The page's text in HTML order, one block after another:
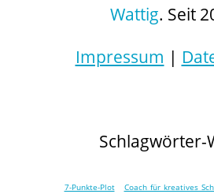
Wattig. Seit
Impressum |
Schlagwörter-
7-Punkte-Plot Coach für kreatives